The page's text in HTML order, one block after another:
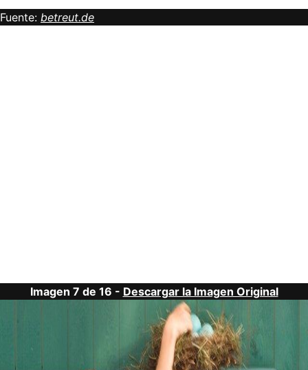
Fuente: betreut.de
Imagen 7 de 16 - Descargar la Imagen Original